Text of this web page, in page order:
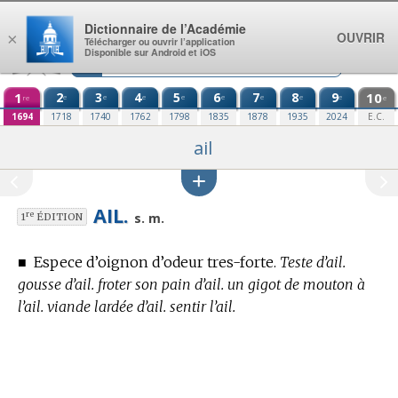
Aller au contenu
1 re
1694
2e
1718
3e
1740
4e
1762
5e
1798
6e
1835
7e
1878
8e
1935
9e
2024
10e
E.C.
ail
1reÉDITION AIL. s. m.
■ Espece d’oignon d’odeur tres-forte. Teste d’ail.
gousse d’ail. froter son pain d’ail. un gigot de mouton à
l’ail. viande lardée d’ail. sentir l’ail.
×
Dictionnaire de l’Académie
Télécharger ou ouvrir l’application
Disponible sur Android et iOS
OUVRIR